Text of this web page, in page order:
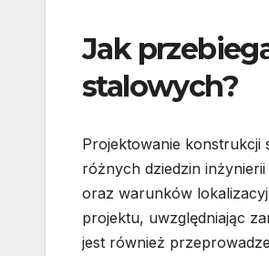
Jak
stalowych?
Projektowanie konstrukcji
różnych dziedzin
oraz warunków
projektu, uwzględniając
jest również